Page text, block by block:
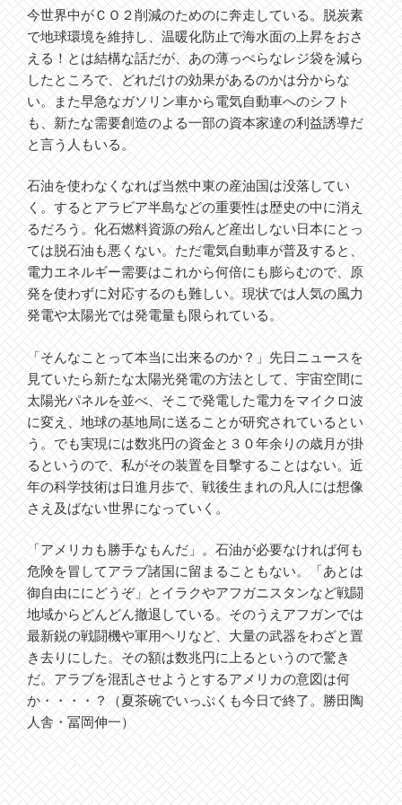
今世界中がＣＯ２削減のためのに奔走している。脱炭素
で地球環境を維持し、温暖化防止で海水面の上昇をおさ
える！とは結構な話だが、あの薄っぺらなレジ袋を減ら
したところで、どれだけの効果があるのかは分からな
い。また早急なガソリン車から電気自動車へのシフト
も、新たな需要創造のよる一部の資本家達の利益誘導だ
と言う人もいる。
石油を使わなくなれば当然中東の産油国は没落してい
く。するとアラビア半島などの重要性は歴史の中に消え
るだろう。化石燃料資源の殆んど産出しない日本にとっ
ては脱石油も悪くない。ただ電気自動車が普及すると、
電力エネルギー需要はこれから何倍にも膨らむので、原
発を使わずに対応するのも難しい。現状では人気の風力
発電や太陽光では発電量も限られている。
「そんなことって本当に出来るのか？」先日ニュースを
見ていたら新たな太陽光発電の方法として、宇宙空間に
太陽光パネルを並べ、そこで発電した電力をマイクロ波
に変え、地球の基地局に送ることが研究されているとい
う。でも実現には数兆円の資金と３０年余りの歳月が掛
るというので、私がその装置を目撃することはない。近
年の科学技術は日進月歩で、戦後生まれの凡人には想像
さえ及ばない世界になっていく。
「アメリカも勝手なもんだ」。石油が必要なければ何も
危険を冒してアラブ諸国に留まることもない。「あとは
御自由ににどうぞ」とイラクやアフガニスタンなど戦闘
地域からどんどん撤退している。そのうえアフガンでは
最新鋭の戦闘機や軍用ヘリなど、大量の武器をわざと置
き去りにした。その額は数兆円に上るというので驚き
だ。アラブを混乱させようとするアメリカの意図は何
か・・・・？（夏茶碗でいっぷくも今日で終了。勝田陶
人舎・冨岡伸一）